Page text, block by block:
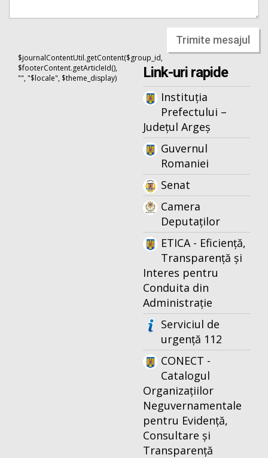
Trimite mesajul
$journalContentUtil.getContent($group_id,
$footerContent.getArticleId(),
"", "$locale", $theme_display)
Link-uri rapide
Instituția
Prefectului –
Județul Argeș
Guvernul
Romaniei
Senat
Camera
Deputaților
ETICA - Eficiență,
Transparență și
Interes pentru
Conduita din
Administrație
Serviciul de
urgență 112
CONECT -
Catalogul
Organizațiilor
Neguvernamentale
pentru Evidență,
Consultare și
Transparență